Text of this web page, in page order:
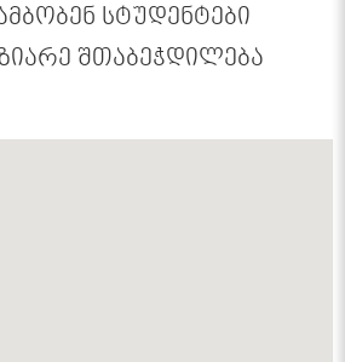
სტუდენტები
შთაბეჭდილება